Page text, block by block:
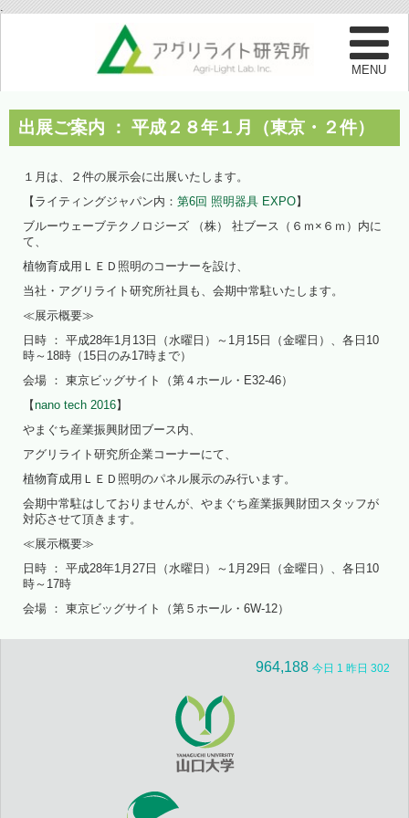
.
出展ご案内 ： 平成２８年１月（東京・２件）
１月は、２件の展示会に出展いたします。
【ライティングジャパン内： 第6回 照明器具 EXPO】
ブルーウェーブテクノロジーズ （株） 社ブース（６ｍ×６ｍ）内に
て、
植物育成用ＬＥＤ照明のコーナーを設け、
当社・アグリライト研究所社員も、会期中常駐いたします。
≪展示概要≫
日時 ： 平成28年1月13日（水曜日）～1月15日（金曜日）、各日10
時～18時（15日のみ17時まで）
会場 ： 東京ビッグサイト（第４ホール・E32-46）
【nano tech 2016】
やまぐち産業振興財団ブース内、
アグリライト研究所企業コーナーにて、
植物育成用ＬＥＤ照明のパネル展示のみ行います。
会期中常駐はしておりませんが、やまぐち産業振興財団スタッフが
対応させて頂きます。
≪展示概要≫
日時 ： 平成28年1月27日（水曜日）～1月29日（金曜日）、各日10
時～17時
会場 ： 東京ビッグサイト（第５ホール・6W-12）
964,188 今日 1 昨日 302